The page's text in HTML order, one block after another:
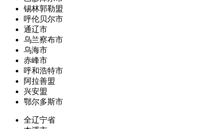
锡林郭勒盟
呼伦贝尔市
通辽市
乌兰察布市
乌海市
赤峰市
呼和浩特市
阿拉善盟
兴安盟
鄂尔多斯市
全辽宁省